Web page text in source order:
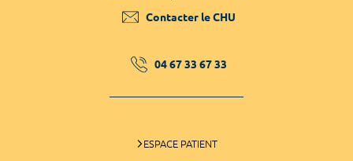
Contacter le CHU
04 67 33 67 33
ESPACE PATIENT